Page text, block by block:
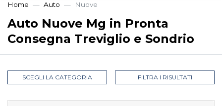
Auto Nuove Mg in Pronta
Consegna Treviglio e Sondrio
Home Auto Nuove
SCEGLI LA CATEGORIA FILTRA I RISULTATI